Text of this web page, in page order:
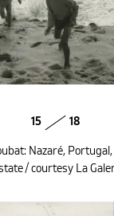
15 18
Nazaré,
/ courtesy La